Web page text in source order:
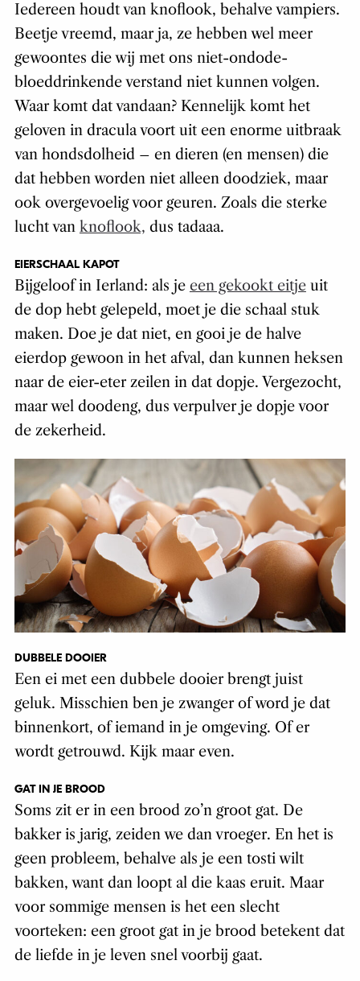
Iedereen houdt van knoflook, behalve vampiers.
Beetje vreemd, maar ja, ze hebben wel meer
gewoontes die wij met ons niet-ondode-
bloeddrinkende verstand niet kunnen volgen.
Waar komt dat vandaan? Kennelijk komt het
geloven in dracula voort uit een enorme uitbraak
van hondsdolheid – en dieren (en mensen) die
dat hebben worden niet alleen doodziek, maar
ook overgevoelig voor geuren. Zoals die sterke
lucht van knoflook, dus tadaaa.
EIERSCHAAL KAPOT
Bijgeloof in Ierland: als je een gekookt eitjeuit
de dop hebt gelepeld, moet je die schaal stuk
maken. Doe je dat niet, en gooi je de halve
eierdop gewoon in het afval, dan kunnen heksen
naar de eier-eter zeilen in dat dopje. Vergezocht,
maar wel doodeng, dus verpulver je dopje voor
de zekerheid.
DUBBELE DOOIER
Een ei met een dubbele dooier brengt juist
geluk. Misschien ben je zwanger of word je dat
binnenkort, of iemand in je omgeving. Of er
wordt getrouwd. Kijk maar even.
GAT IN JE BROOD
Soms zit er in een brood zo’n groot gat. De
bakker is jarig, zeiden we dan vroeger. En het is
geen probleem, behalve als je een tosti wilt
bakken, want dan loopt al die kaas eruit. Maar
voor sommige mensen is het een slecht
voorteken: een groot gat in je brood betekent dat
de liefde in je leven snel voorbij gaat.